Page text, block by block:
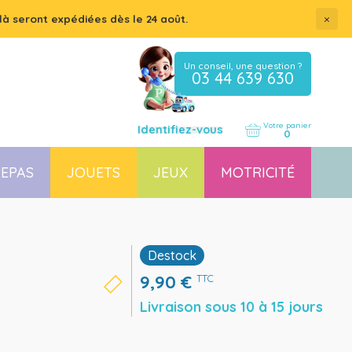
seront expédiées dès le 24 août. ×
Un conseil, une question ?
03 44 639 630
Identifiez-vous Votre panier
0
JOUETS JEUX MOTRICITÉ
Destock
9,90€ TTC
Livraison sous 10 à 15 jours